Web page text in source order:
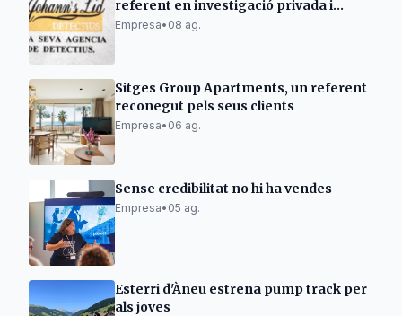
referent en investigació privada i
criminologia
Empresa• 08 ag.
Sitges Group Apartments, un referent
reconegut pels seus clients
Empresa• 06 ag.
Sense credibilitat no hi ha vendes
Empresa• 05 ag.
Esterri d'Àneu estrena pump track per
als joves